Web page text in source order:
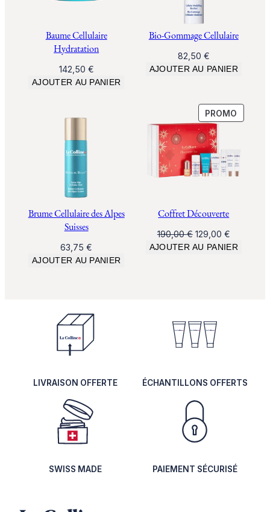
Baume Cellulaire
Hydratation
142,50 €
AJOUTER AU PANIER
Bio-Gommage Cellulaire
82,50 €
AJOUTER AU PANIER
Brume Cellulaire des Alpes
Suisses
63,75€
AJOUTER AU PANIER
PROMO
EN
Coffret Découverte
190,00€ Le
prix
129,00 €Le
prix
AJOUTER AU PANIER
LIVRAISON OFFERTE ÉCHANTILLONS OFFERTS
SWISS MADE PAIEMENT SÉCURISÉ